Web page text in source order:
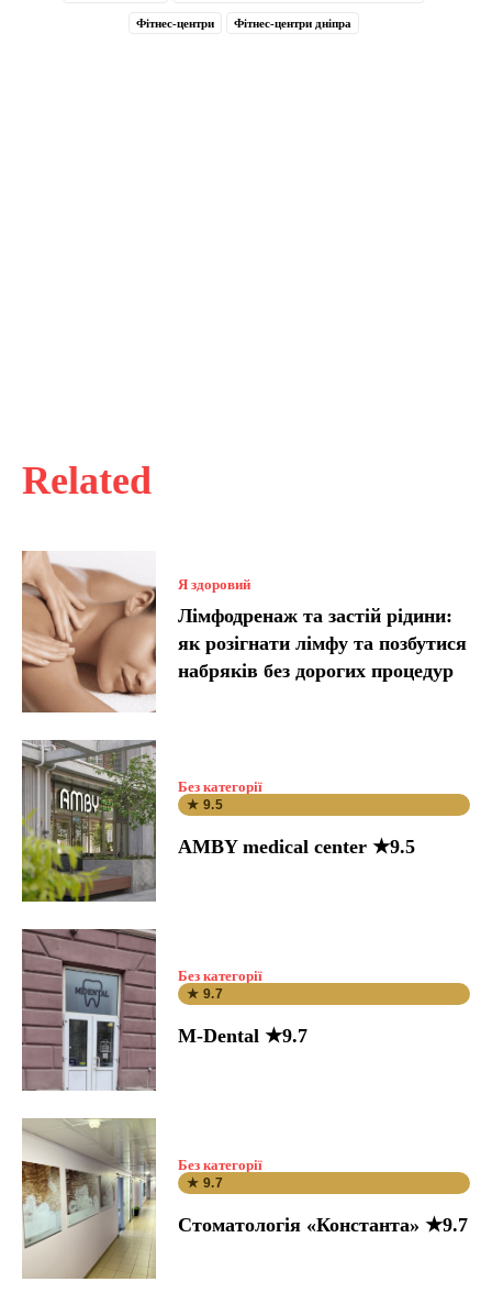
Related
Я здоровий
Лімфодренаж та застій рідини:
як розігнати лімфу та позбутися
набряків без дорогих процедур
Без категорії
★ 9.5
AMBY medical center ★9.5
Без категорії
★ 9.7
M-Dental ★9.7
Без категорії
★ 9.7
Стоматологія «Константа» ★9.7
Фітнес-центри Фітнес-центри дніпра